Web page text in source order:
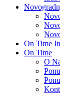
On Time
On Time
O